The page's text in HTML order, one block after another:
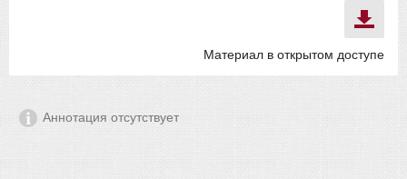
Материал в открытом доступе
Аннотация отсутствует